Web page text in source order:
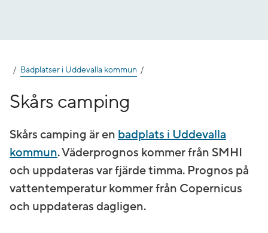
Badplatser i Uddevalla kommun
Skårs camping
Skårs camping är en badplats i Uddevalla
kommun. Väderprognos kommer från SMHI
och uppdateras var fjärde timma. Prognos på
vatten­temperatur kommer från Copernicus
och uppdateras dagligen.